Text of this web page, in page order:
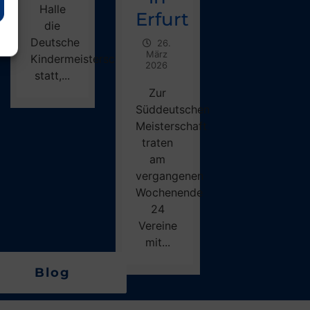
Halle
die
Deutsche
Kindermeisterschaft
statt,...
Erfurt
26.
März
2026
Zur
Süddeutschen
Meisterschaft
traten
am
vergangenen
Wochenende
24
Vereine
mit...
Blog